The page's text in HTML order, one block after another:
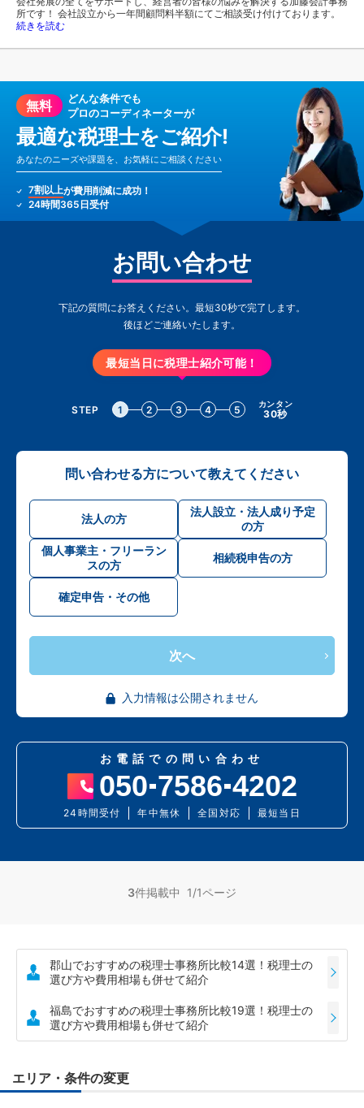
所です！ 会社設立から一年間顧問料半額にてご相談受け付けております。
続きを読む
無料
どんな条件でも
プロのコーディネーターが
最適な税理士をご紹介!
あなたのニーズや課題を、お気軽にご相談ください
7割以上が費用削減に成功！
24時間365日受付
お問い合わせ
下記の質問にお答えください。最短30秒で完了します。
後ほどご連絡いたします。
最短当日に税理士紹介可能！
STEP 1 2 3 4 5 カンタン
30秒
問い合わせる方について教えてください
法人の方
法人設立・法人成り予定
の方
個人事業主・フリーラン
スの方
相続税申告の方
確定申告・その他
次へ
入力情報は公開されません
お電話での問い合わせ
050 7586 4202
24時間受付 年中無休 全国対応 最短当日
3件掲載中 1/1ページ
郡山でおすすめの税理士事務所比較14選！税理士の
選び方や費用相場も併せて紹介
福島でおすすめの税理士事務所比較19選！税理士の
選び方や費用相場も併せて紹介
エリア・条件の変更